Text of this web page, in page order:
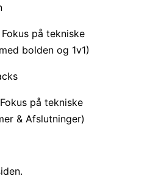
på tekniske
bolden og 1v1)
på tekniske
& Afslutninger)